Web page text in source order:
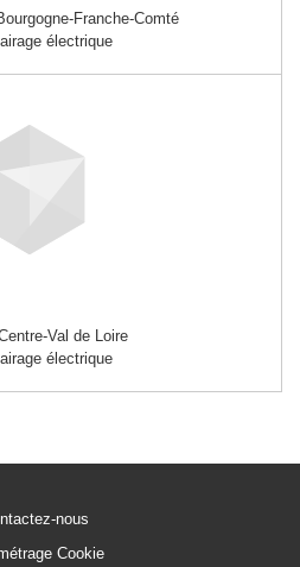
Franche-Comté
électrique
Val de Loire
électrique
nous
Cookie